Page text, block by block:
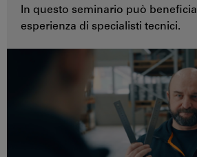
In questo seminario può
esperienza di specialisti tecnici.